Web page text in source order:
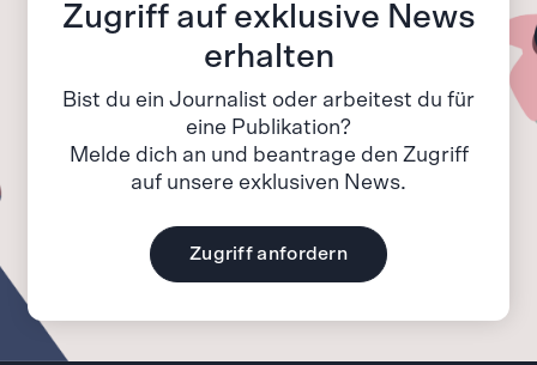
Zugriff auf exklusive News
erhalten
Bist du ein Journalist oder arbeitest du für
eine Publikation?
Melde dich an und beantrage den Zugriff
auf unsere exklusiven News.
Zugriff anfordern